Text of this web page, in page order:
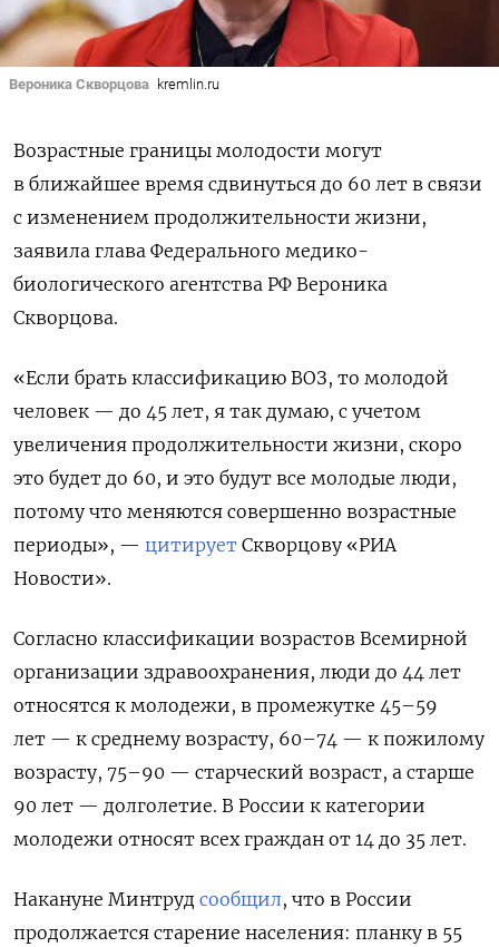
Вероника Скворцова kremlin.ru
Возрастные границы молодости могут
в ближайшее время сдвинуться до 60 лет в связи
с изменением продолжительности жизни,
заявила глава Федерального медико-
биологического агентства РФ Вероника
Скворцова.
«Если брать классификацию ВОЗ, то молодой
человек — до 45 лет, я так думаю, с учетом
увеличения продолжительности жизни, скоро
это будет до 60, и это будут все молодые люди,
потому что меняются совершенно возрастные
периоды», — цитирует Скворцову «РИА
Новости».
Согласно классификации возрастов Всемирной
организации здравоохранения, люди до 44 лет
относятся к молодежи, в промежутке 45–59
лет — к среднему возрасту, 60–74 — к пожилому
возрасту, 75–90 — старческий возраст, а старше
90 лет — долголетие. В России к категории
молодежи относят всех граждан от 14 до 35 лет.
Накануне Минтруд сообщил, что в России
продолжается старение населения: планку в 55